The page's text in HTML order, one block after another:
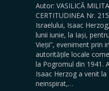
Autor: VASILICĂ
CERTITUDINEA Nr.
Israelului, Isaac
lunii iunie, la Iași,
Vieții”, eveniment prin
autoritățile locale
la Pogromul din 1941.
Isaac Herzog a venit
neinspirat,…